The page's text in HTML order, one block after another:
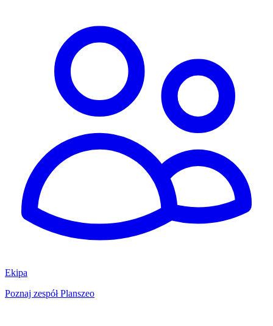
Ekipa
Poznaj zespół Planszeo